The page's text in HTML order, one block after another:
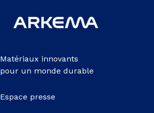
Matériaux innovants
pour un monde durable
Espace presse